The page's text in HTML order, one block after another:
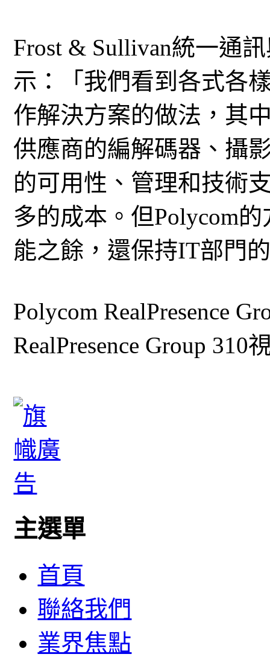
Frost & Sullivan統一通
示：「我們看到各式各
作解決方案的做法，其
供應商的編解碼器、攝
的可用性、管理和技術
多的成本。但Polycom
能之餘，還保持IT部門
Polycom RealPresence
RealPresence Group
主選單
首頁
聯絡我們
業界焦點